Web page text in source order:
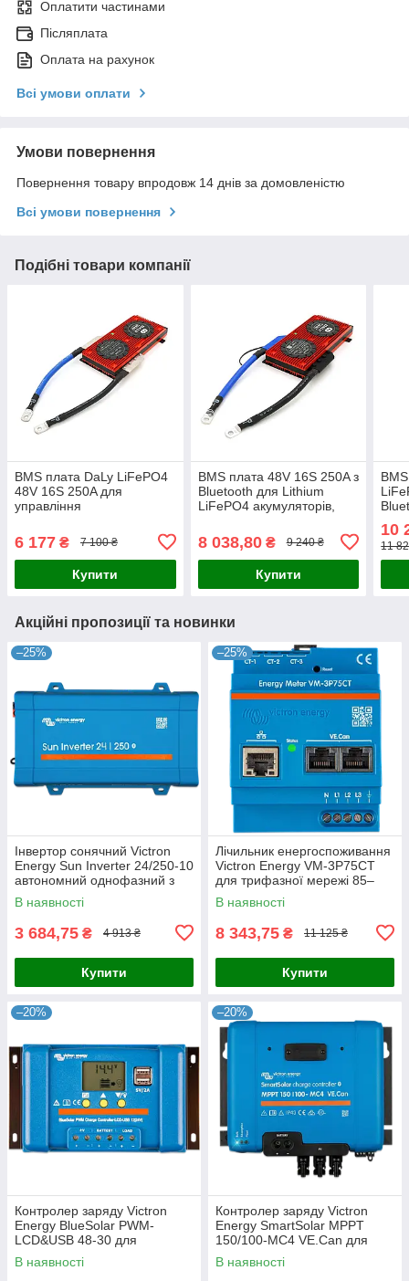
Оплатити частинами
Післяплата
Оплата на рахунок
Всі умови оплати
Умови повернення
Повернення товару впродовж 14 днів за домовленістю
Всі умови повернення
Подібні товари компанії
BMS плата DaLy LiFePO4
48V 16S 250A для
управління
системах зберігання
енергії та
електротранспорті
6 177 ₴ 7 100 ₴
Купити
BMS плата 48V 16S 250A з
Bluetooth для Lithium
LiFePO4 акумуляторів,
розряду, захист від
перевантаження та
8 038,80₴ 9 240 ₴
Купити
10
11
Акційні пропозиції та новинки
–25%
Інвертор сонячний Victron
Energy Sun Inverter 24/250-10
автономний однофазний з
чистою синусоїдою та ШІМ
контролером заряду для
В наявності
3 684,75 ₴ 4 913 ₴
Купити
–25%
Лічильник енергоспоживання
Victron Energy VM-3P75CT
для трифазної мережі 85–
265В L-N 150–460В L-L 75А з
моніторингом через
В наявності
8 343,75 ₴ 11 125 ₴
Купити
–20%
Контролер заряду Victron
Energy BlueSolar PWM-
LCD&USB 48-30 для
сонячних панелей 48В 30А з
реле навантаження та USB
В наявності
–20%
Контролер заряду Victron
Energy SmartSolar MPPT
150/100-MC4 VE.Can для
сонячних батарей 12/24/48 В,
100 А з Bluetooth, VE.Can та
В наявності